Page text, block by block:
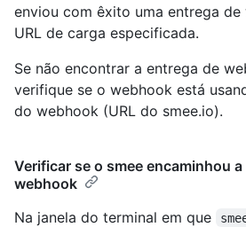
enviou com êxito uma entrega de
URL de carga especificada.
Se não encontrar a entrega de
verifique se o webhook está
do webhook (URL do smee.io).
Verificar se o smee encaminhou
webhook
Na janela do terminal em que